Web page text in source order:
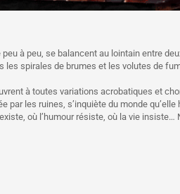
peu à peu, se balancent au lointain entre
les spirales de brumes et les volutes de
à toutes variations acrobatiques et
par les ruines, s’inquiète du monde
où l’humour résiste, où la vie insiste…